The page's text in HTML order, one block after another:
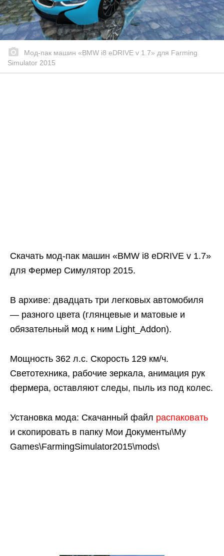
Мод-пак машин «BMW i8 eDRIVE v 1.7» для Farming
Simulator 2015
Скачать мод-пак машин «BMW i8 eDRIVE v 1.7»
для Фермер Симулятор 2015.
В архиве: двадцать три легковых автомобиля
— разного цвета (глянцевые и матовые и
обязательный мод к ним Light_Addon).
Мощность 362 л.с. Скорость 129 км/ч.
Светотехника, рабочие зеркала, анимация рук
фермера, оставляют следы, пыль из под колес.
Установка мода: Скачанный файл распаковать
и скопировать в папку Мои Документы\My
Games\FarmingSimulator2015\mods\